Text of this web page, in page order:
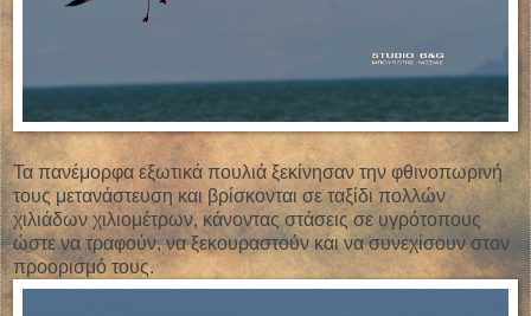
Τα πανέμορφα εξωτικά πουλιά ξεκίνησαν την φθινοπωρινή
τους μετανάστευση και βρίσκονται σε ταξίδι πολλών
χιλιάδων χιλιομέτρων, κάνοντας στάσεις σε υγρότοπους
ώστε να τραφούν, να ξεκουραστούν και να συνεχίσουν στον
προορισμό τους.